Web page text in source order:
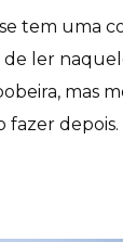
tem uma
de ler
mas
fazer depois.